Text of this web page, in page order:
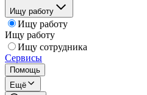
Ищу работу
Ищу работу
Ищу работу
Ищу сотрудника
Сервисы
Помощь
Ещё